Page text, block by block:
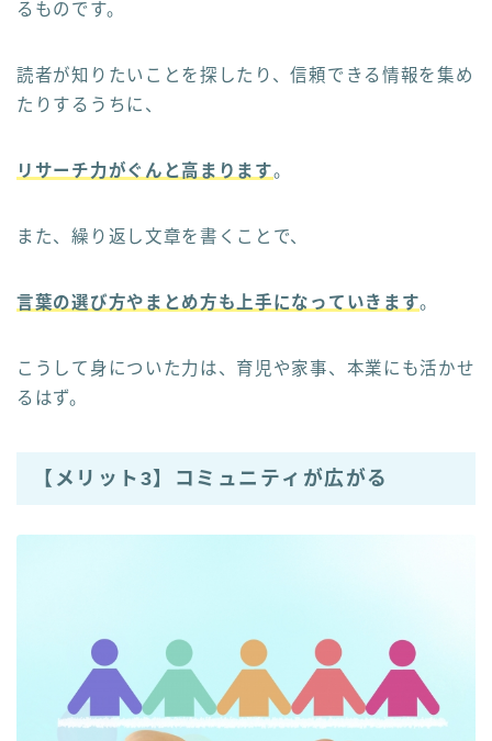
るものです。
読者が知りたいことを探したり、信頼できる情報を集め
たりするうちに、
リサーチ力がぐんと高まります。
また、繰り返し文章を書くことで、
言葉の選び方やまとめ方も上手になっていきます。
こうして身についた力は、育児や家事、本業にも活かせ
るはず。
【メリット3】コミュニティが広がる